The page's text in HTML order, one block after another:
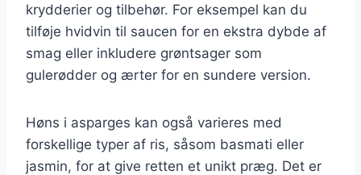
krydderier og tilbehør. For eksempel kan du
tilføje hvidvin til saucen for en ekstra dybde af
smag eller inkludere grøntsager som
gulerødder og ærter for en sundere version.
Høns i asparges kan også varieres med
forskellige typer af ris, såsom basmati eller
jasmin, for at give retten et unikt præg. Det er